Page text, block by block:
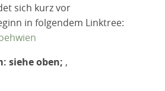
sich kurz vor
in folgendem Linktree:
siehe oben; ,